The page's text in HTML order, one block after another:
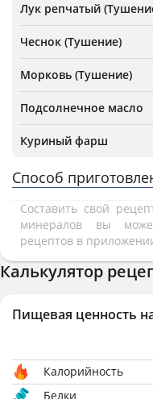
Лук репчатый
Чеснок (Тушение)
Морковь (Тушение)
Подсолнечное масло
Куриный фарш
Способ
Составить свой
минералов вы
рецептов в
Калькулятор
Пищевая ценность
Калорийность
Белки